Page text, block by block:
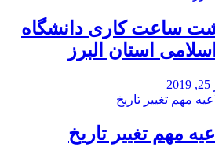
ساعت کاری دانشگاه
اسلامی استان البرز
مهم تغییر تاریخ